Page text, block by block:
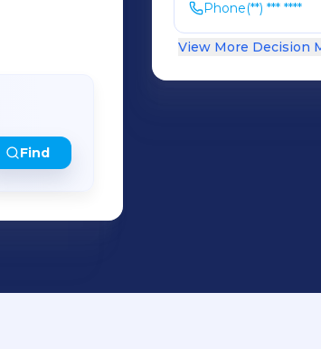
Find
Phone(**) *** ****
View More Decision